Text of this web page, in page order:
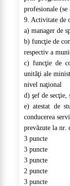
profesionale
9. Activitate de
a) manager de
b) funcţie de
respectiv a
c) funcţie de
unităţi ale
nivel naţional
d) şef de secţie,
e) atestat de
conducerea
prevăzute la
3 puncte
3 puncte
3 puncte
2 puncte
3 puncte